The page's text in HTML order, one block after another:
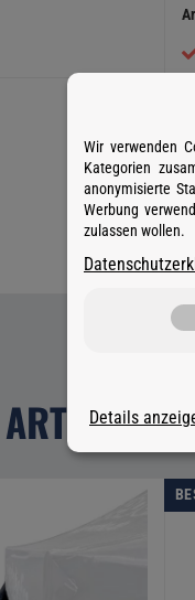
Wir verwenden
Kategorien
anonymisierte
Werbung
zulassen wollen.
Details